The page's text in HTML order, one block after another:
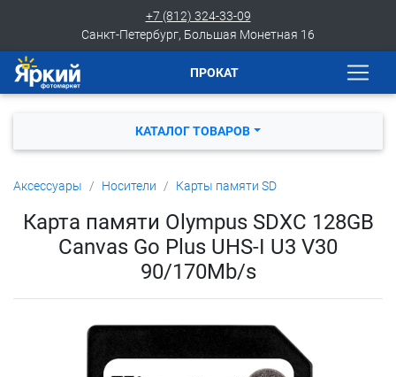
+7 (812) 324-33-09
Санкт-Петербург, Большая Монетная 16
ПРОКАТ
КАТАЛОГ ТОВАРОВ
Аксессуары Носители Карты памяти SD
Карта памяти Olympus SDXC 128GB
Canvas Go Plus UHS-I U3 V30
90/170Mb/s